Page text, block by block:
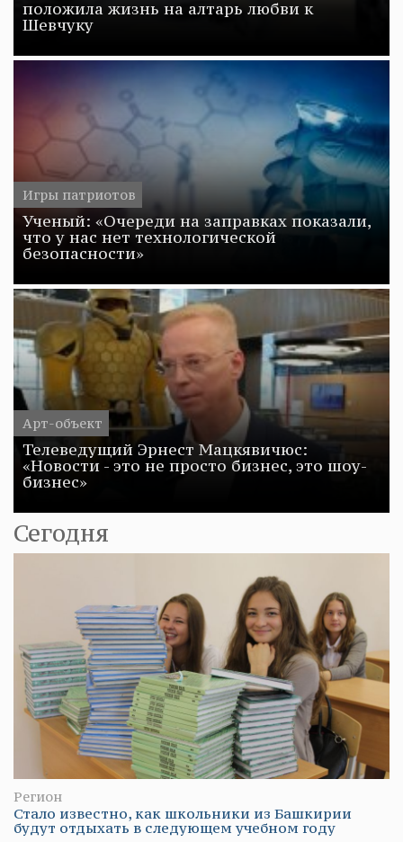
положила жизнь на алтарь любви к
Шевчуку
Игры патриотов
Ученый: «Очереди на заправках показали,
что у нас нет технологической
безопасности»
Арт-объект
Телеведущий Эрнест Мацкявичюс:
«Новости - это не просто бизнес, это шоу-
бизнес»
Сегодня
Регион
Стало известно, как школьники из Башкирии
будут отдыхать в следующем учебном году